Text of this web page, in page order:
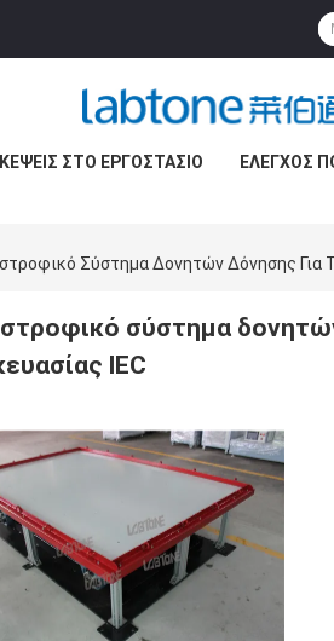
ΣΤΟ ΕΡΓΟΣΤΆΣΙΟ ΈΛΕΓΧΟΣ
Σύστημα Δονητών Δόνησης Για
σύστημα
IEC